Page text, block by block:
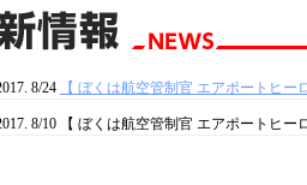
8/24 【 ぼくは航空管制官 エアポートヒ
8/10 【 ぼくは航空管制官 エアポートヒ